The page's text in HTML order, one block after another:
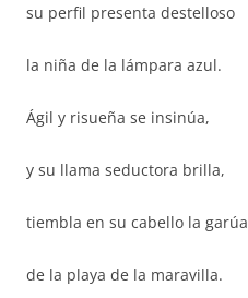
su perfil presenta destelloso
la niña de la lámpara azul.
Ágil y risueña se insinúa,
y su llama seductora brilla,
tiembla en su cabello la garúa
de la playa de la maravilla.